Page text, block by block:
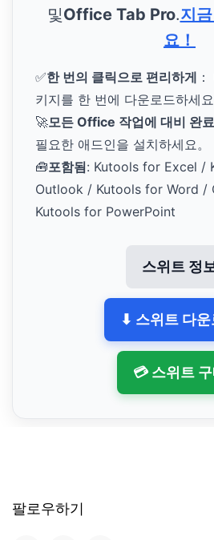
및Office Tab Pro.지
요！
✅한 번의 클릭으로 편리하게
키지를 한 번에 다운로드하세요
🚀모든 Office 작업에 대비 완료
필요한 애드인을 설치하세요。
🧰포함됨: Kutools for Excel /
Outlook / Kutools for Word /
Kutools for PowerPoint
스위트 정
⬇ 스위트 다운
💳 스위트 구
팔로우하기